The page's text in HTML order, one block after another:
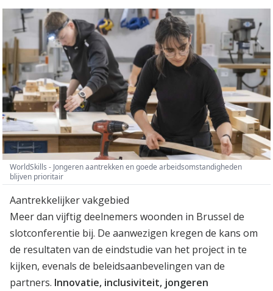
WorldSkills - Jongeren aantrekken en goede arbeidsomstandigheden
blijven prioritair
Aantrekkelijker vakgebied
Meer dan vijftig deelnemers woonden in Brussel de
slotconferentie bij. De aanwezigen kregen de kans om
de resultaten van de eindstudie van het project in te
kijken, evenals de beleidsaanbevelingen van de
partners. Innovatie, inclusiviteit, jongeren